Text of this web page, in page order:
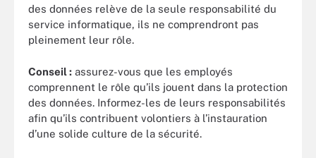
des données relève de la seule responsabilité du
service informatique, ils ne comprendront pas
pleinement leur rôle.
Conseil : assurez-vous que les employés
comprennent le rôle qu’ils jouent dans la protection
des données. Informez-les de leurs responsabilités
afin qu’ils contribuent volontiers à l’instauration
d’une solide culture de la sécurité.